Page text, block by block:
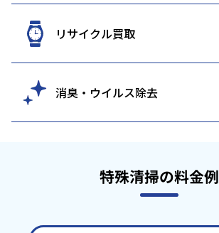
リサイクル買取
消臭・ウイルス除去
特殊清掃の料金例